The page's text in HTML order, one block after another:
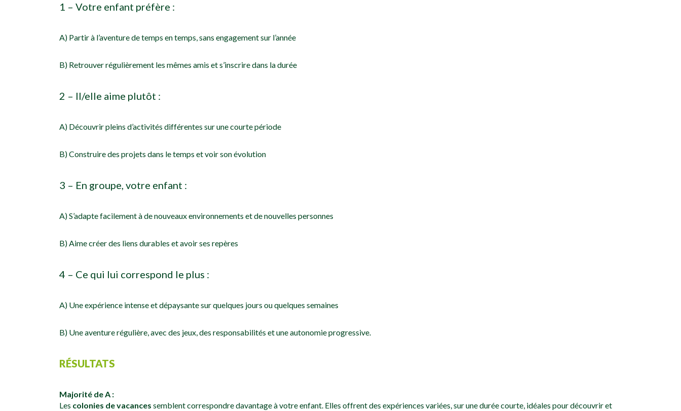
1 – Votre enfant préfère :
A) Partir à l’aventure de temps en temps, sans engagement sur l’année
B) Retrouver régulièrement les mêmes amis et s’inscrire dans la durée
2 – Il/elle aime plutôt :
A) Découvrir pleins d’activités différentes sur une courte période
B) Construire des projets dans le temps et voir son évolution
3 – En groupe, votre enfant :
A) S’adapte facilement à de nouveaux environnements et de nouvelles personnes
B) Aime créer des liens durables et avoir ses repères
4 – Ce qui lui correspond le plus :
A) Une expérience intense et dépaysante sur quelques jours ou quelques semaines
B) Une aventure régulière, avec des jeux, des responsabilités et une autonomie progressive.
RÉSULTATS
Majorité de A :
Les colonies de vacances semblent correspondre davantage à votre enfant. Elles offrent des expériences variées, sur une durée courte, idéales pour découvrir et